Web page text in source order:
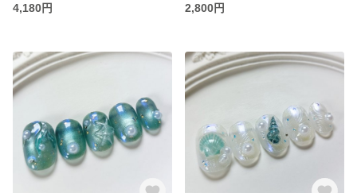
4,180円
2,800円